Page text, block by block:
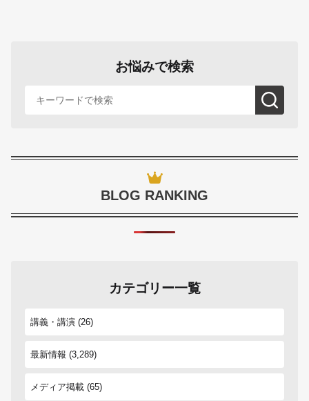
お悩みで検索
BLOG RANKING
カテゴリー一覧
講義・講演 (26)
最新情報 (3,289)
メディア掲載 (65)